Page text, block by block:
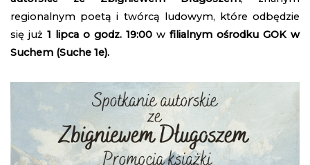
regionalnym poetą i twórcą ludowym, które odbędzie
się już 1 lipca o godz. 19:00 w filialnym ośrodku GOK w
Suchem (Suche 1e).